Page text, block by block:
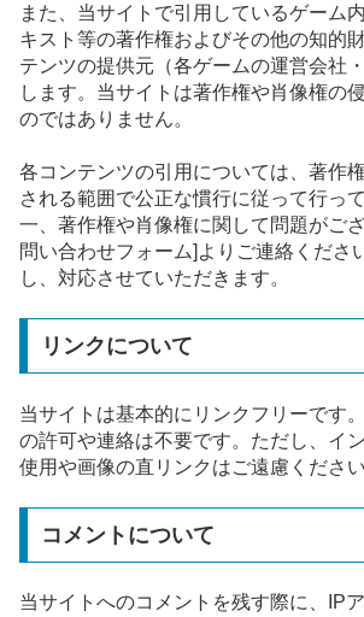
また、当サイトで引用しているゲーム
キスト等の著作権およびその他の知的
テンツの提供元（各ゲームの運営会社
します。当サイトは著作権や肖像権の
のではありません。
各コンテンツの引用については、著作
される範囲で公正な慣行に従って行っ
一、著作権や肖像権に関して問題がご
問い合わせフォーム]よりご連絡くださ
し、対応させていただきます。
リンクについて
当サイトは基本的にリンクフリーです
の許可や連絡は不要です。ただし、イ
使用や画像の直リンクはご遠慮ください
コメントについて
当サイトへのコメントを残す際に、IP